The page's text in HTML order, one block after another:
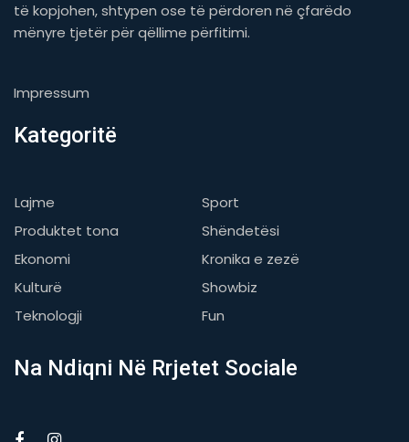
të kopjohen, shtypen ose të përdoren në çfarëdo
mënyre tjetër për qëllime përfitimi.
Impressum
Kategoritë
Lajme
Sport
Produktet tona
Shëndetësi
Ekonomi
Kronika e zezë
Kulturë
Showbiz
Teknologji
Fun
Na Ndiqni Në Rrjetet Sociale